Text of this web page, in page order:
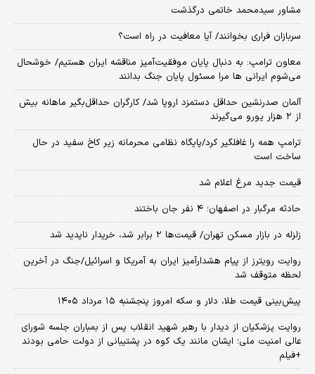
مشاور سیدمحمد خاتمی درگذشت
سربازان فراری بخوانند/ آیا معافیت در راه است؟
معاون ترامپ: به دنبال پایان موفقیت‌آمیز مناقشه ایران هستیم/ خوشحال
می‌شوم ایرانی ها مرا مسئول پایان جنگ بدانند
آلمان صدرنشین حداقل دستمزد اروپا شد/ کارگران حداقل‌بگیر ماهانه بیش
از ۲ هزار یورو می‌گیرند
ترامپ همه را غافلگیر کرد/پایگاه نظامی محرمانه زیر کاخ سفید در حال
ساخت است
قیمت جدید مرغ اعلام شد
حادثه مرگبار در اصفهان؛ ۴ نفر جان باختند
زلزله در بازار مسکن تهران/ قیمت‌ها ۲ برابر شد، خریدار ناپدید شد
روایت رویترز از پیام هشدارآمیز ایران به آمریکا و اسرائیل/جنگ در آخرین
لحظه متوقف شد
پیش‌بینی قیمت طلا، دلار و سکه امروز پنجشنبه ۱۵ مرداد ۱۴۰۵
روایت پزشکیان از دیدار با رهبر شهید انقلاب پس از بمباران جلسه شورای
عالی امنیت ملی؛ ایشان مانند یک کوه در پشتیبانی از دولت حامی بودند
+فیلم